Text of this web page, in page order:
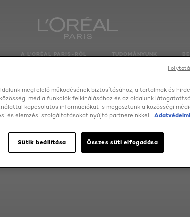
A L’ORÉAL PARIS-RÓL TUDOMÁNYUNK
megfelelő működésének biztosításához, a tartalmak és
média funkciók felkínálásához és az oldalunk
kapcsolatos információkat is megosztunk a közösségi
és elemzési szolgáltatásokat nyújtó partnereinkkel.
Sütik beállítása Összes süti elfogadása